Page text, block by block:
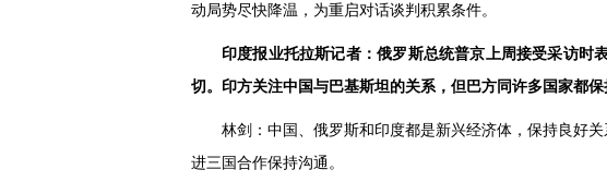
动局势尽快降温，为重启对话谈判积累条件。
印度报业托拉斯记者：俄罗斯总统普京上周接受采访时
切。印方关注中国与巴基斯坦的关系，但巴方同许多国家都
林剑：中国、俄罗斯和印度都是新兴经济体，保持良好
进三国合作保持沟通。